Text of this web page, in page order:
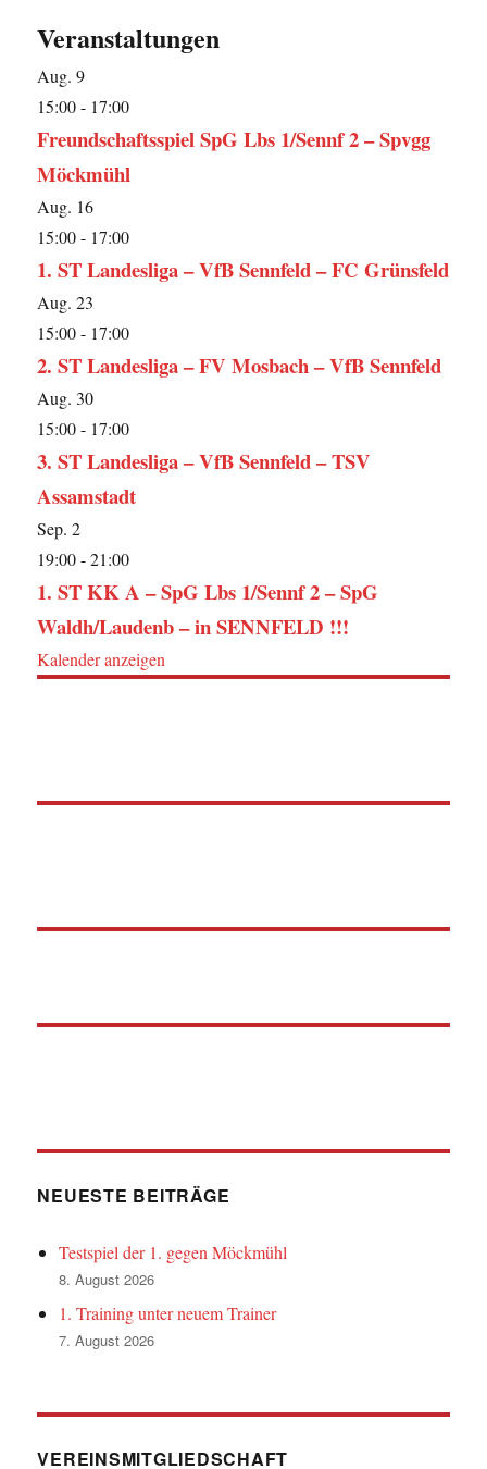
Veranstaltungen
Aug.9
15:00- 17:00
Freundschaftsspiel SpG Lbs 1/Sennf 2 – Spvgg
Möckmühl
Aug. 16
15:00- 17:00
1. ST Landesliga – VfB Sennfeld – FC Grünsfeld
Aug.23
15:00- 17:00
2. ST Landesliga – FV Mosbach – VfB Sennfeld
Aug. 30
15:00- 17:00
3. ST Landesliga – VfB Sennfeld – TSV
Assamstadt
Sep.2
19:00-21:00
1. ST KK A – SpG Lbs 1/Sennf 2 – SpG
Waldh/Laudenb – in SENNFELD !!!
Kalender anzeigen
NEUESTE BEITRÄGE
Testspiel der 1. gegen Möckmühl
8. August 2026
1. Training unter neuem Trainer
7. August 2026
VEREINSMITGLIEDSCHAFT